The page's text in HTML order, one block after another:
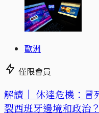
歐洲
僅限會員
解讀｜ 休達危機：冒
裂西班牙邊境和政治？